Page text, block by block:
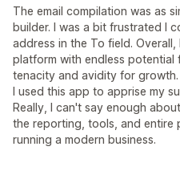
The email compilation was as
builder. I was a bit frustrated I
address in the To field.
platform with endless potential
tenacity and avidity for growth.
I used this app to apprise my
Really, I can't say enough
the reporting, tools, and
running a modern business.